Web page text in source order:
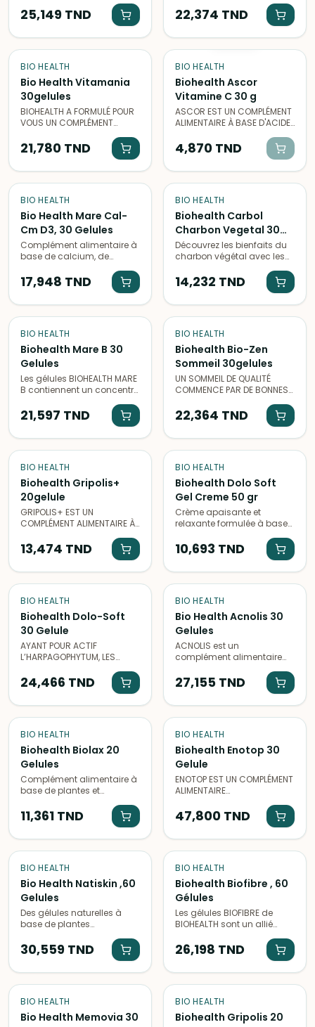
la performance physique et
mentale. Boîte de 30
25,149 TND
contre la fatigue et
maintenir un bon niveau
22,374 TND
BIO HEALTH
Bio Health Vitamania
30gelules
BIOHEALTH A FORMULÉ POUR
VOUS UN COMPLÉMENT
VITAMINES ET MINÉRAUX
POUR RÉPONDRE À VOS
21,780 TND
BIO HEALTH
Biohealth Ascor
Vitamine C 30 g
ASCOR EST UN COMPLÉMENT
ALIMENTAIRE À BASE D'ACIDE
4,870 TND
BIO HEALTH
Bio Health Mare Cal-
Cm D3, 30 Gelules
Complément alimentaire à
base de calcium, de
magnésium pour le
maintien d'une ossature
17,948 TND
BIO HEALTH
Biohealth Carbol
Charbon Vegetal 30
Gelules
Découvrez les bienfaits du
charbon végétal avec les
pour favoriser la digestion
et l'élimination des toxines.
14,232 TND
BIO HEALTH
Biohealth Mare B 30
Gelules
Les gélules BIOHEALTH MARE
B contiennent un concentré
pour la santé des cheveux,
de la peau et des ongles.
21,597 TND
BIO HEALTH
Biohealth Bio-Zen
Sommeil 30gelules
UN SOMMEIL DE QUALITÉ
COMMENCE PAR DE BONNES
RELAXATION. MAGNÉSIUM
MARIN - VITAMINE B6 -
22,364 TND
BIO HEALTH
Biohealth Gripolis+
20gelule
GRIPOLIS+ EST UN
COMPLÉMENT ALIMENTAIRE À
EXTRAIT SEC DE RACINE
D’ÉCHINACÉE. • VITAMINE C. •
13,474 TND
BIO HEALTH
Biohealth Dolo Soft
Gel Creme 50 gr
Crème apaisante et
relaxante formulée à base
plantes pour soulager les
douleurs musculaires et
10,693 TND
BIO HEALTH
Biohealth Dolo-Soft
30 Gelule
AYANT POUR ACTIF
L’HARPAGOPHYTUM, LES
APPORTENT TOUS LES
BIENFAITS DE CETTE PLANTE.
AUX PERSONNES SOUHAITANT
RETROUVER UNE BONNE
MOBILITÉ ARTICULAIRE D'UNE
MANIÈRE NATURELLE. DOLO-
SOFT EST CONÇU
IDÉALEMENT POUR SOULAGER
LES DOULEURS ARTICULAIRES
ET ASSURER UN BIEN-ÊTRE
OSSEUX.
24,466 TND
BIO HEALTH
Bio Health Acnolis 30
Gelules
ACNOLIS est un
complément alimentaire
plantes, idéal pour
améliorer la santé de la
27,155 TND
BIO HEALTH
Biohealth Biolax 20
Gelules
Complément alimentaire à
base de plantes et
le transit intestinal et la
digestion. Idéal pour
11,361 TND
BIO HEALTH
Biohealth Enotop 30
Gelule
ENOTOP EST UN COMPLÉMENT
ALIMENTAIRE
BASE D'ENOSTIM™, UN ACTIF
NATUREL QUI PERMET
47,800 TND
BIO HEALTH
Bio Health Natiskin ,60
Gelules
Des gélules naturelles à
base de plantes
la santé de la peau, les
cheveux et les ongles.
30,559 TND
BIO HEALTH
Biohealth Biofibre , 60
Gélules
Les gélules BIOFIBRE de
BIOHEALTH sont un allié
digestion et le transit
intestinal. Formulées avec
intestinale et à améliorer le
confort digestif au
26,198 TND
BIO HEALTH
Bio Health Memovia 30
BIO HEALTH
Biohealth Gripolis 20